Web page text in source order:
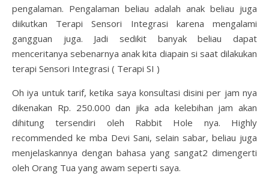
pengalaman. Pengalaman beliau adalah anak beliau juga
diikutkan Terapi Sensori Integrasi karena mengalami
gangguan juga. Jadi sedikit banyak beliau dapat
menceritanya sebenarnya anak kita diapain si saat dilakukan
terapi Sensori Integrasi ( Terapi SI )
Oh iya untuk tarif, ketika saya konsultasi disini per jam nya
dikenakan Rp. 250.000 dan jika ada kelebihan jam akan
dihitung tersendiri oleh Rabbit Hole nya. Highly
recommended ke mba Devi Sani, selain sabar, beliau juga
menjelaskannya dengan bahasa yang sangat2 dimengerti
oleh Orang Tua yang awam seperti saya.